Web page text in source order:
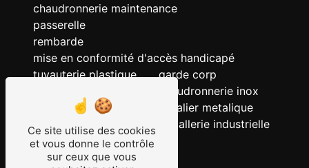
chaudronnerie maintenance
passerelle
rembarde
mise en conformité d'accès handicapé
tuyauterie plastique
chaudronnerie
serrurerie
ERP
tuyauterie
garde corp
chaudronnerie inox
escalier metalique
metallerie industrielle
Ce site utilise des cookies
et vous donne le contrôle
sur ceux que vous